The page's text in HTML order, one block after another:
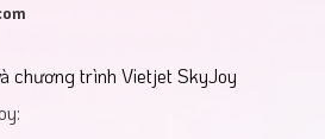
chương trình Vietjet SkyJoy